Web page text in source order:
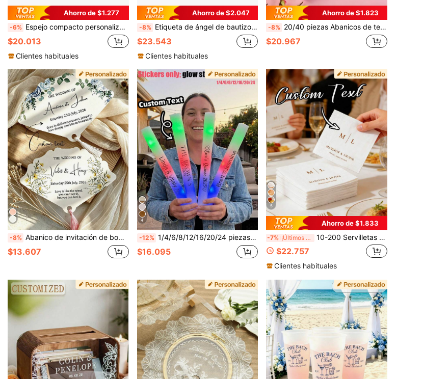
Ahorro de $1.277
-6% Espejo compacto personalizado con flor de nacimiento, espejo de maquillaje plegable con nombre personalizado, espejo portátil para retoques, regalo vintage para ella, recuerdos de despedida de soltera, regalo de cumpleaños y aniversario para hija, hermana, amiga, novia & maestra
$20.013
Clientes habituales
Ahorro de $2.047
-8% Etiqueta de ángel de bautizo de espejo acrílico personalizada, etiqueta de regalo personalizada, placa de nombre para baby shower, etiquetas de recuerdos de bautizo y crisma, recuerdos de fiesta de cumpleaños
$23.543
Clientes habituales
Ahorro de $1.823
-8% 20/40 piezas Abanicos de tela elegantes plegables tallados personalizados en blanco, suministros para fiestas y bodas, 10/20/40 piezas Abanicos de tela elegantes plegables tallados personalizados vintage + juego de caja de regalo, abanicos de mano de seda y bambú, adecuados para fiestas, bodas, recuerdos de boda en la playa, regalos conmemorativos
$20.967
-8% Abanico de invitación de boda personalizado, abanico de mano con borla personalizado, papel de tarjeta grueso, tarjeta de ceremonia de fiesta nupcial al aire libre de verano, abanico de recuerdo de boda, regalo para despedida de soltera, fiesta de jardín, suministros de decoración de boda, regalo para dama de honor
$13.607
4
-12% 1/4/6/8/12/16/20/24 piezas Pegatinas personalizadas con nombre para gafas 2D planas, adecuadas para bodas, despedidas de soltera y etiquetas de nombre - Nombre y número/inicial de vinilo personalizado - Etiquetas de plástico 2D hechas a mano, adecuadas para regalos, números de mesa, eventos de ensayo, 2D planas
$16.095
5
Ahorro de $1.833
-7% ¡Últimos 2 días 10-200 Servilletas de Cóctel Personalizadas para Bodas, Hechas de Papel, Servilletas Desechables Blancas de 3 Capas, Adecuadas para Bodas, Bares, Despedidas de Soltera, Fiestas de Compromiso, Decoraciones de Fiesta, Regalo Personalizado, Aniversario, Decoración de Recepción, Recuerdos de Boda
$22.757
Clientes habituales